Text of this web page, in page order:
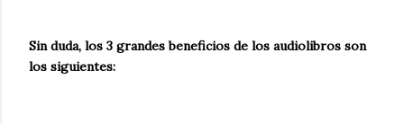
Sin duda, los 3 grandes beneficios de los audiolibros son
los siguientes: